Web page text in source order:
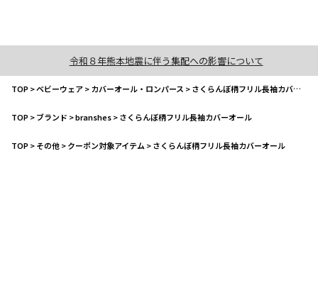
令和８年熊本地震に伴う集配への影響について
TOP>ベビーウェア>カバーオール・ロンパース >さくらんぼ柄フリル長袖カバーオール
TOP>ブランド >branshes>さくらんぼ柄フリル長袖カバーオール
TOP>その他>クーポン対象アイテム >さくらんぼ柄フリル長袖カバーオール